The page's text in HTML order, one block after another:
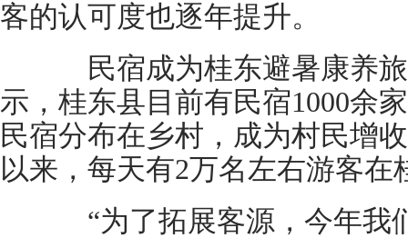
客的认可度也逐年提升。
民宿成为桂东避暑康养旅
示，桂东县目前有民宿1000余
民宿分布在乡村，成为村民增
以来，每天有2万名左右游客在
“为了拓展客源，今年我